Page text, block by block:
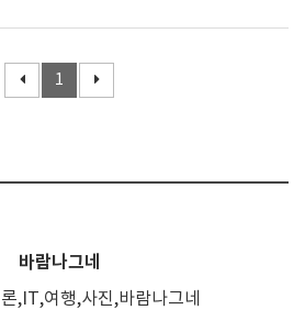
1
바람나그네
,IT,여행,사진,바람나그네